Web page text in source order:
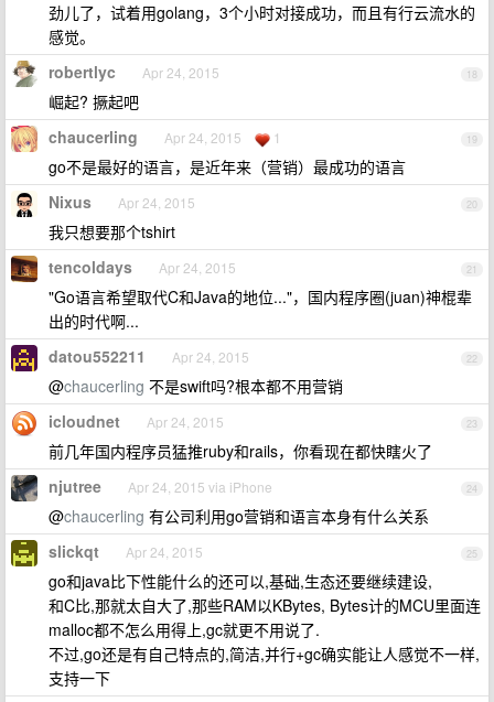
劲儿了，试着用golang，3个小时对接成功，而且有行云流水的
感觉。
18
robertlyc Apr 24, 2015
崛起? 撅起吧
19
chaucerling Apr 24, 2015 1
go不是最好的语言，是近年来（营销）最成功的语言
20
Nixus Apr 24, 2015
我只想要那个tshirt
21
tencoldays Apr 24, 2015
"Go语言希望取代C和Java的地位..."，国内程序圈(juan)神棍辈
出的时代啊...
22
datou552211 Apr 24, 2015
@chaucerling 不是swift吗?根本都不用营销
23
icloudnet Apr 24, 2015
前几年国内程序员猛推ruby和rails，你看现在都快瞎火了
24
njutree Apr 24, 2015 via iPhone
@chaucerling 有公司利用go营销和语言本身有什么关系
25
slickqt Apr 24, 2015
go和java比下性能什么的还可以,基础,生态还要继续建设,
和C比,那就太自大了,那些RAM以KBytes, Bytes计的MCU里面连
malloc都不怎么用得上,gc就更不用说了.
不过,go还是有自己特点的,简洁,并行+gc确实能让人感觉不一样,
支持一下